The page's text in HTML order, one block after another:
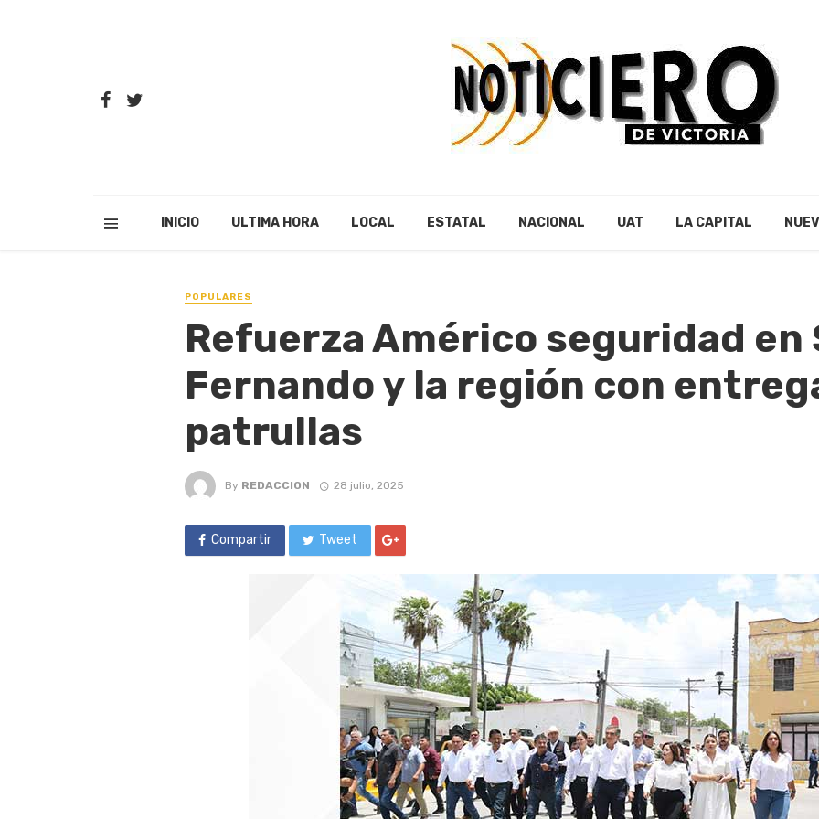
INICIO ULTIMA HORA LOCAL ESTATAL NACIONAL UAT LA CAPITAL
POPULARES
Refuerza Américo seguridad en
Fernando y la región con
patrullas
By REDACCION 28 julio, 2025
Compartir Tweet